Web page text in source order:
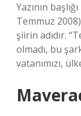
Yazının
Temmuz
şiirin adıdır.
olmadı, bu
vatanımızı,